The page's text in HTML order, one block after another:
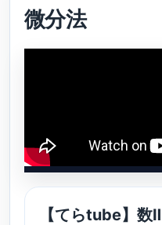
微分法
【てらtube】数